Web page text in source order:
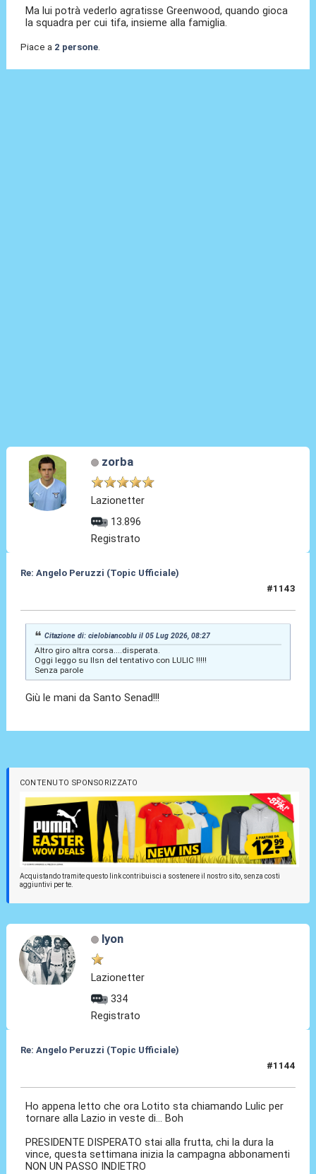
Ma lui potrà vederlo agratisse Greenwood, quando gioca
la squadra per cui tifa, insieme alla famiglia.
Piace a 2 persone.
zorba
Lazionetter
13.896
Registrato
Re: Angelo Peruzzi (Topic Ufficiale)
#1143
Citazione di: cielobiancoblu il 05 Lug 2026, 08:27
Altro giro altra corsa....disperata.
Oggi leggo su llsn del tentativo con LULIC !!!!!
Senza parole
Giù le mani da Santo Senad!!!
CONTENUTO SPONSORIZZATO
Acquistando tramite questo link contribuisci a sostenere il nostro sito, senza costi
aggiuntivi per te.
lyon
Lazionetter
334
Registrato
Re: Angelo Peruzzi (Topic Ufficiale)
#1144
Ho appena letto che ora Lotito sta chiamando Lulic per
tornare alla Lazio in veste di... Boh
PRESIDENTE DISPERATO stai alla frutta, chi la dura la
vince, questa settimana inizia la campagna abbonamenti
NON UN PASSO INDIETRO